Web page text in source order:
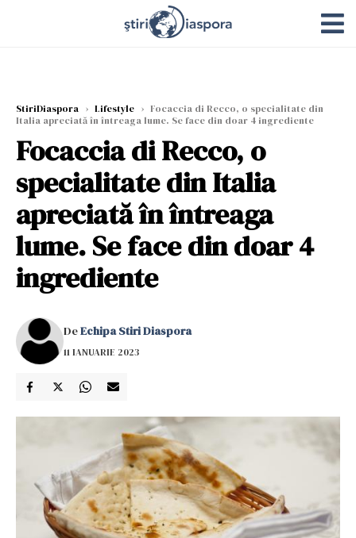
StiriDiaspora › Lifestyle › Focaccia di Recco, o specialitate din
Italia apreciată în întreaga lume. Se face din doar 4 ingrediente
Focaccia di Recco, o
specialitate din Italia
apreciată în întreaga
lume. Se face din doar 4
ingrediente
DeEchipa Stiri Diaspora
11 IANUARIE 2023